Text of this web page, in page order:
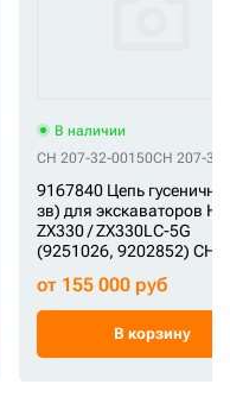
GE VE4065E739
В наличии
CH 207-32-00150CH 207-
9167840 Цепь
зв) для экскаваторов
ZX330 / ZX330LC-5G
(9251026, 9202852) CH
от 155 000 руб
В корзину